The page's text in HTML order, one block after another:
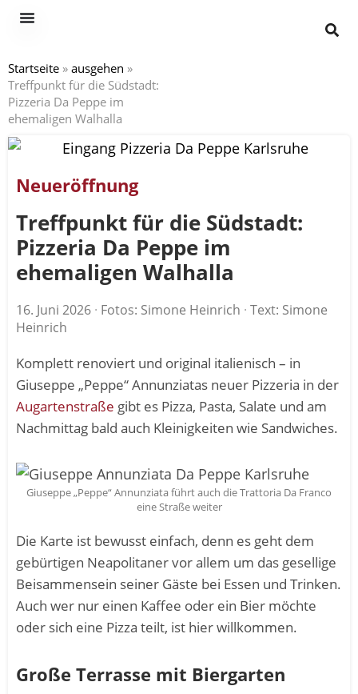
Startseite » ausgehen »
Treffpunkt für die Südstadt:
Pizzeria Da Peppe im
ehemaligen Walhalla
Neueröffnung
Treffpunkt für die Südstadt:
Pizzeria Da Peppe im
ehemaligen Walhalla
16. Juni 2026 · Fotos: Simone Heinrich · Text: Simone
Heinrich
Komplett renoviert und original italienisch – in
Giuseppe „Peppe“ Annunziatas neuer Pizzeria in der
Augartenstraße gibt es Pizza, Pasta, Salate und am
Nachmittag bald auch Kleinigkeiten wie Sandwiches.
Giuseppe „Peppe“ Annunziata führt auch die Trattoria Da Franco
eine Straße weiter
Die Karte ist bewusst einfach, denn es geht dem
gebürtigen Neapolitaner vor allem um das gesellige
Beisammensein seiner Gäste bei Essen und Trinken.
Auch wer nur einen Kaffee oder ein Bier möchte
oder sich eine Pizza teilt, ist hier willkommen.
Große Terrasse mit Biergarten